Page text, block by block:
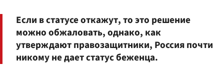
Если в статусе откажут, то это решение
можно обжаловать, однако, как
утверждают правозащитники, Россия почти
никому не дает статус беженца.